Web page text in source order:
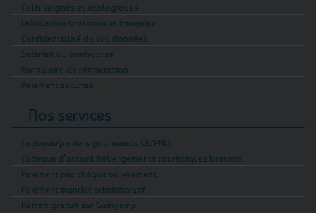
Colis soignés et écologiques
Fabrication bretonne et française
Confidentialité de vos données
Satisfait ou remboursé
Formulaire de rétractation
Paiement sécurisé
Nos services
Cadeaux/paniers gourmands CE/PRO
Cadeaux d’accueil hébergements touristiques bretons
Paiement par chèque ou virement
Paiement mandat administratif
Retrait gratuit sur Guingamp